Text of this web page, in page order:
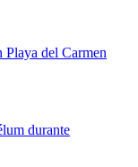
del Carmen
durante